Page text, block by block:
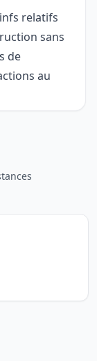
relatifs
sans
de
au
du
Cette
l’introduction